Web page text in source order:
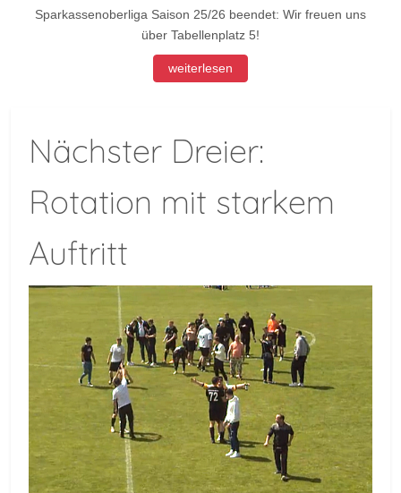
Sparkassenoberliga Saison 25/26 beendet: Wir freuen uns
über Tabellenplatz 5!
weiterlesen
Nächster Dreier:
Rotation mit starkem
Auftritt